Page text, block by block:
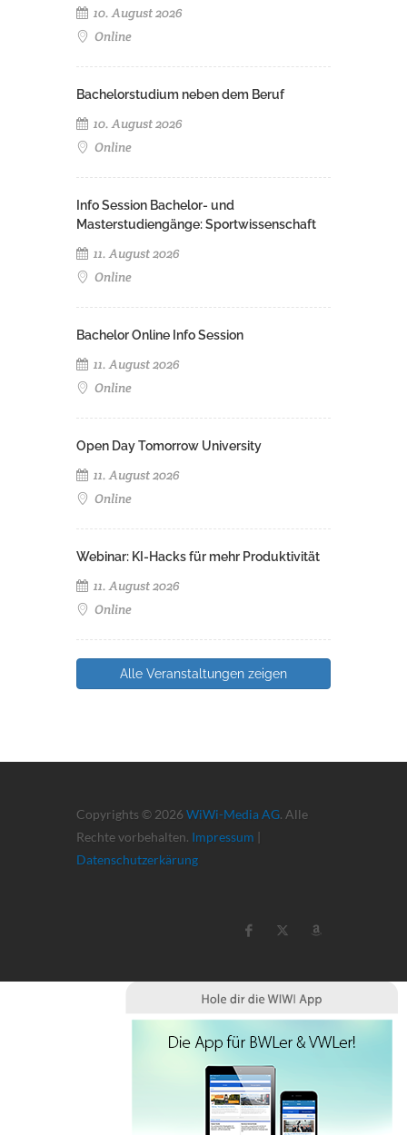
10. August 2026
Online
Bachelorstudium neben dem Beruf
10. August 2026
Online
Info Session Bachelor- und
Masterstudiengänge: Sportwissenschaft
11. August 2026
Online
Bachelor Online Info Session
11. August 2026
Online
Open Day Tomorrow University
11. August 2026
Online
Webinar: KI-Hacks für mehr Produktivität
11. August 2026
Online
Alle Veranstaltungen zeigen
Copyrights © 2026 WiWi-Media AG. Alle
Rechte vorbehalten. Impressum |
Datenschutzerkärung